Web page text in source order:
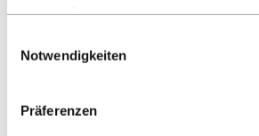
Tools wir für Sicherheits‑, Analyse‑
verwenden. Diese Drittanbieter
die sie über Ihre Nutzung unserer
anderen Daten kombinieren, die Sie
Notwendigkeiten
Präferenzen
Zu:Energie
Nachhaltigkeitsberichterstattung